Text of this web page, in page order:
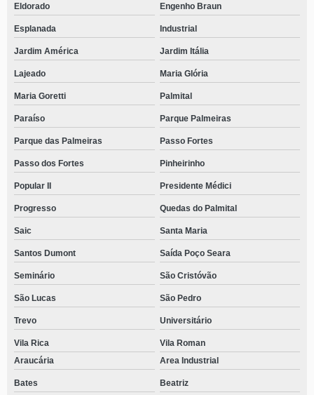
Eldorado Engenho Braun
Esplanada Industrial
Jardim América Jardim Itália
Lajeado Maria Glória
Maria Goretti Palmital
Paraíso Parque Palmeiras
Parque das Palmeiras Passo Fortes
Passo dos Fortes Pinheirinho
Popular II Presidente Médici
Progresso Quedas do Palmital
Saic Santa Maria
Santos Dumont Saída Poço Seara
Seminário São Cristóvão
São Lucas São Pedro
Trevo Universitário
Vila Rica
Vila Roman
Araucária
Area Industrial
Bates Beatriz